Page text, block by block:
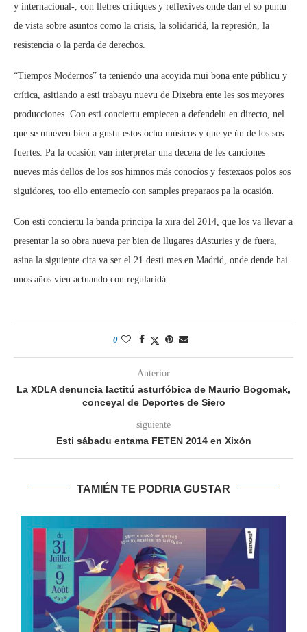
y internacional-, con lletres crítiques y reflexives onde dan el so puntu
de vista sobre asuntos como la crisis, la solidaridá, la represión, la
resistencia o la perda de derechos.
“Tiempos Modernos” ta teniendo una acoyida mui bona ente públicu y
crítica, asitiando a esti trabayu nuevu de Dixebra ente les sos meyores
producciones. Con esti conciertu empiecen a defendelu en directo, nel
que se mueven bien a gustu estos ocho músicos y que ye ún de los sos
fuertes. Pa la ocasión van interpretar una decena de les canciones
nueves más dellos de los sos himnos más conocíos y festexaos polos sos
siguidores, too ello entemecío con samples preparaos pa la ocasión.
Con esti conciertu la banda principa la xira del 2014, que los va llevar a
presentar la so obra nueva per bien de llugares dAsturies y de fuera,
asina la siguiente cita va ser el 21 desti mes en Madrid, onde dende hai
unos años vien actuando con regularidá.
0
Anterior
La XDLA denuncia lactitú asturfóbica de Maurio Bogomak,
conceyal de Deportes de Siero
siguiente
Esti sábadu entama FETEN 2014 en Xixón
TAMIÉN TE PODRIA GUSTAR